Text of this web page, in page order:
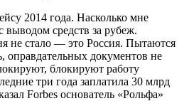
2014 года. Насколько мне
выводом средств за рубеж.
не стало — это Россия. Пытаются
оправдательных документов не
блокируют работу
три года заплатила 30 млрд
Forbes основатель «Рольфа»